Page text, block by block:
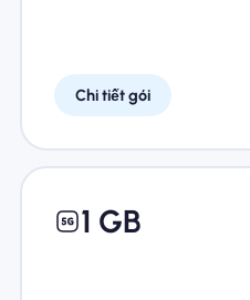
Chi tiết gói
1 GB